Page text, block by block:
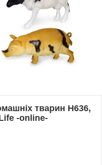
тварин H636,
-online-